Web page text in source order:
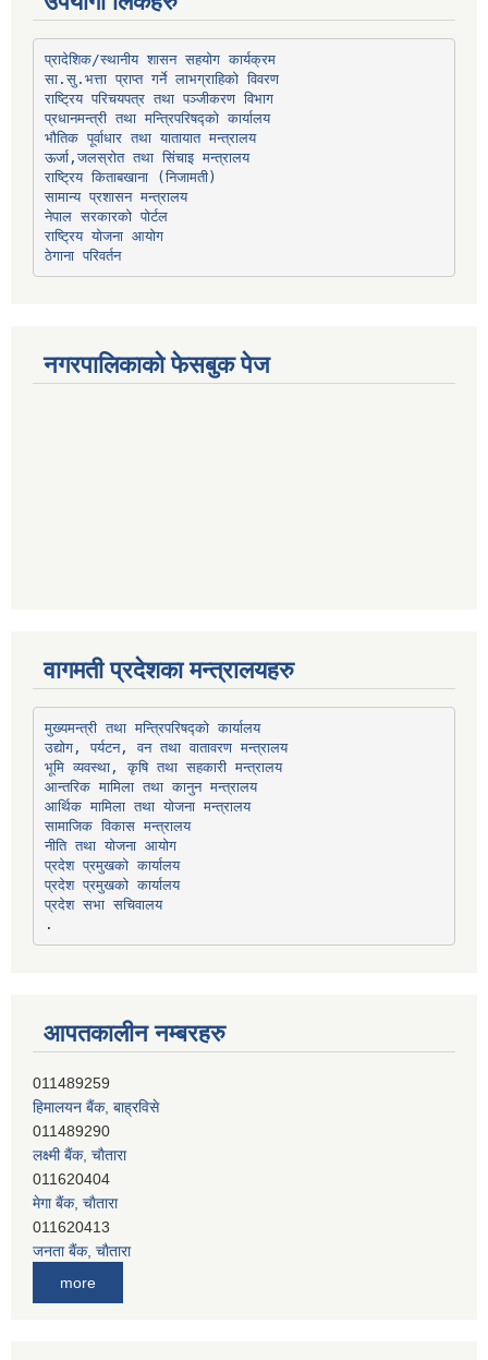
प्रादेशिक/स्थानीय शासन सहयोग कार्यक्रम
सा.सु.भत्ता प्राप्त गर्ने लाभग्राहिको विवरण
राष्ट्रिय परिचयपत्र तथा पञ्‍जीकरण विभाग
प्रधानमन्त्री तथा मन्त्रिपरिषद्को कार्यालय
भौतिक पूर्वाधार तथा यातायात मन्त्रालय
ऊर्जा,जलस्रोत तथा सिंचाइ मन्त्रालय
सामान्य प्रशासन मन्त्रालय
नेपाल सरकारको पोर्टल
राष्ट्रिय योजना आयोग
ठेगाना परिवर्तन
नगरपालिकाको फेसबुक पेज
वागमती प्रदेशका मन्त्रालयहरु
मुख्यमन्त्री तथा मन्त्रिपरिषद्को कार्यालय
उद्योग, पर्यटन, वन तथा वातावरण मन्त्रालय
भूमि व्यवस्था, कृषि तथा सहकारी मन्त्रालय
आन्तरिक मामिला तथा कानुन मन्त्रालय
आर्थिक मामिला तथा योजना मन्त्रालय
सामाजिक विकास मन्त्रालय
नीति तथा योजना आयोग
प्रदेश प्रमुखको कार्यालय
प्रदेश प्रमुखको कार्यालय
प्रदेश सभा सचिवालय
आपतकालीन नम्बरहरु
हिमालयन बैंक, बाह्रविसे
011489290
लक्ष्मी बैंक, चाैतारा
011620404
मेगा बैंक, चाैतारा
011620413
जनता बैंक, चाैतारा
011620406
more